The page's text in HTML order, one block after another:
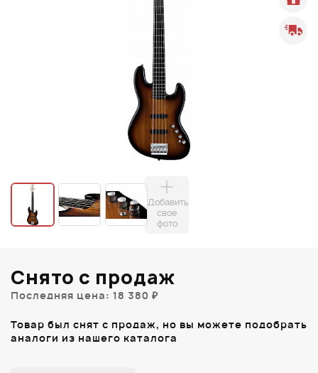
Добавить
свое
фото
Снято с продаж
Последняя цена: 18 380 ₽
Товар был снят с продаж, но вы можете подобрать
аналоги из нашего каталога